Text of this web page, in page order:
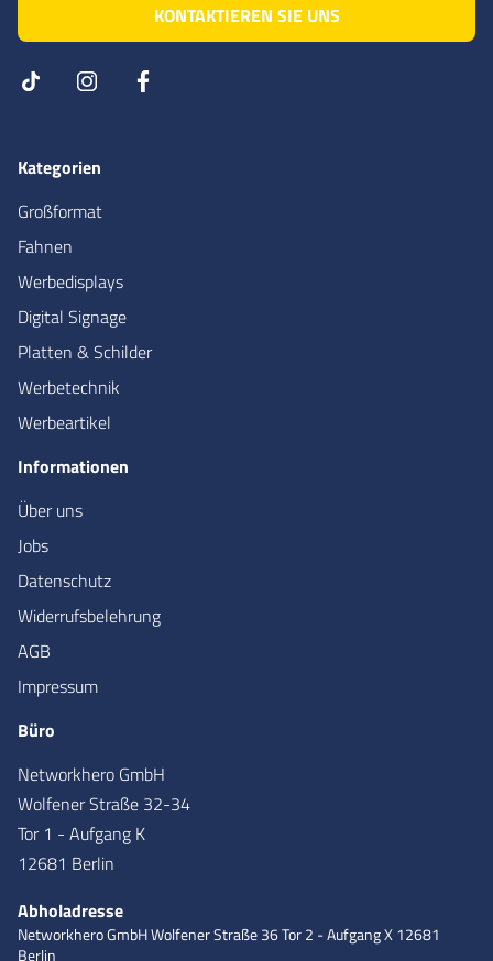
KONTAKTIEREN SIE UNS
Kategorien
Großformat
Fahnen
Werbedisplays
Digital Signage
Platten & Schilder
Werbetechnik
Werbeartikel
Informationen
Über uns
Jobs
Datenschutz
Widerrufsbelehrung
AGB
Impressum
Büro
Networkhero GmbH
Wolfener Straße 32-34
Tor 1 - Aufgang K
12681 Berlin
Abholadresse
Networkhero GmbHWolfener Straße 36Tor 2 - Aufgang X12681
Berlin